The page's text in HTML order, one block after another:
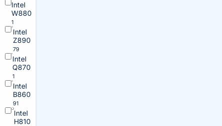
Intel
W880
1
Intel
Z890
79
Intel
Q870
1
Intel
B860
91
Intel
H810